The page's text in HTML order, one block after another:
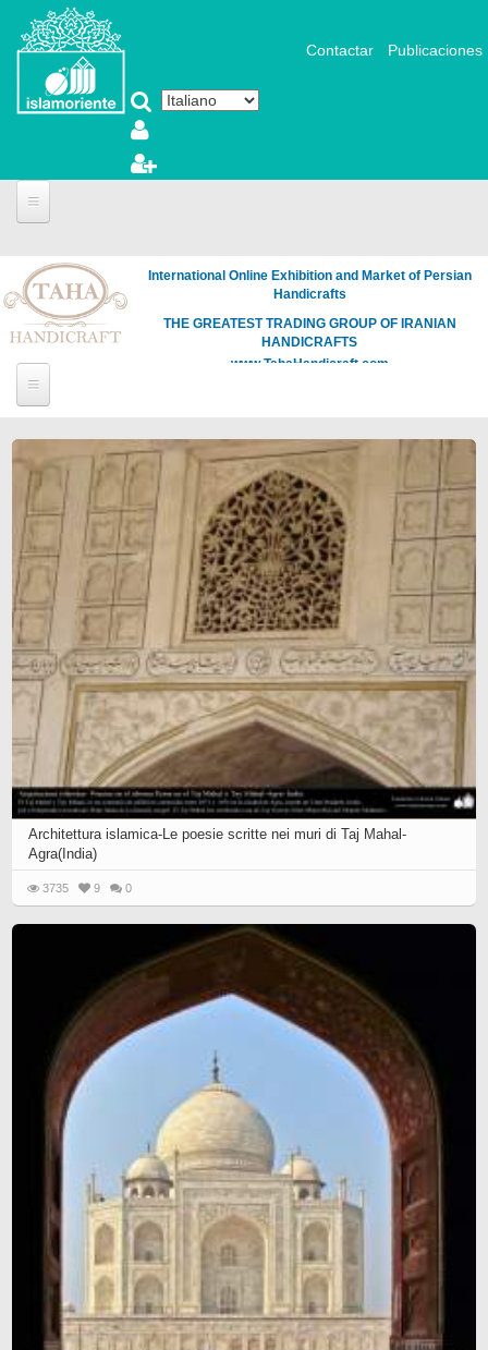
Salta al contenuto principale
Contactar Publicaciones
International Online Exhibition and Market of Persian
Handicrafts
THE GREATEST TRADING GROUP OF IRANIAN
HANDICRAFTS
www.TahaHandicraft.com
Architettura islamica-Le poesie scritte nei muri di Taj Mahal-
Agra(India)
3735 9 0